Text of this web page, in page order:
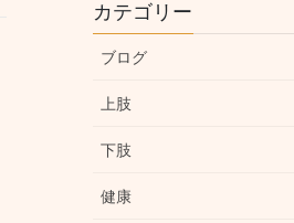
カテゴリー
ブログ
上肢
下肢
健康